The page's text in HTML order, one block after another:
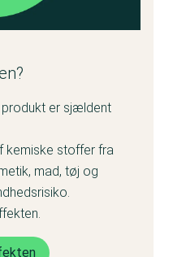
er sjældent
kemiske stoffer fra
mad, tøj og